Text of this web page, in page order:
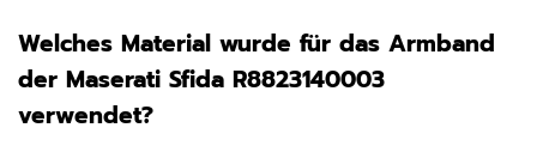
Welches Material wurde für das Armband
der Maserati Sfida R8823140003
verwendet?